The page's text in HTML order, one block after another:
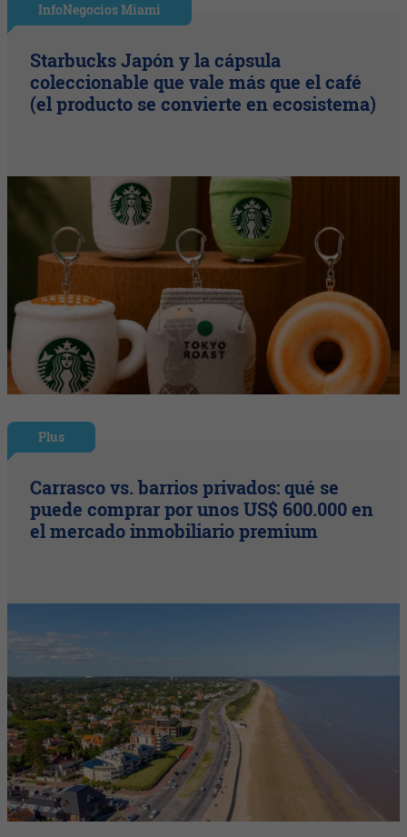
InfoNegocios Miami
Starbucks Japón y la cápsula
coleccionable que vale más que el café
(el producto se convierte en ecosistema)
Plus
Carrasco vs. barrios privados: qué se
puede comprar por unos US$ 600.000 en
el mercado inmobiliario premium